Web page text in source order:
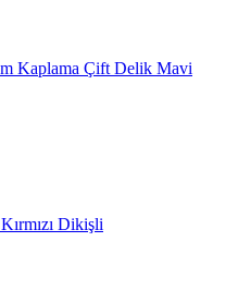
Kaplama Çift Delik Mavi
Dikişli